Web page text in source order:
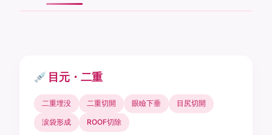
目元・二重
二重埋没 二重切開 眼瞼下垂 目尻切開
涙袋形成 ROOF切除